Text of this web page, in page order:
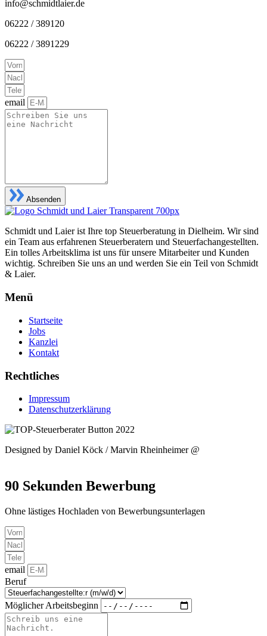
info@schmidtlaier.de
06222 / 389120
06222 / 3891229
email
Absenden
Schmidt und Laier ist Ihre top Steuerberatung in Dielheim. Wir sind
ein Team aus erfahrenen Steuerberatern und Steuerfachangestellten.
Ein tolles Arbeitsklima ist uns für unsere Mitarbeiter und Kunden
wichtig. Schreiben Sie uns an und werden Sie ein Teil von Schmidt
& Laier.
Menü
Startseite
Jobs
Kanzlei
Kontakt
Rechtliches
Impressum
Datenschutzerklärung
Designed by Daniel Köck / Marvin Rheinheimer @
90 Sekunden Bewerbung
Ohne lästiges Hochladen von Bewerbungsunterlagen
email
Beruf
Möglicher Arbeitsbeginn